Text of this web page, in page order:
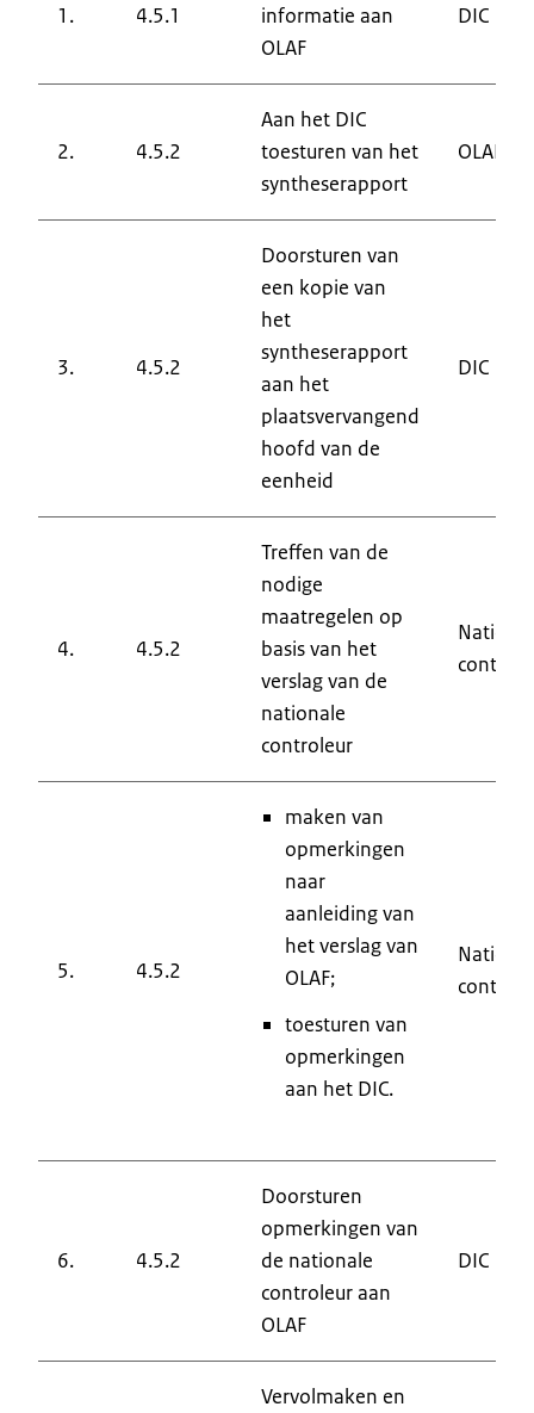
1. 4.5.1
informatie aan
OLAF
DIC
2. 4.5.2
Aan het DIC
toesturen van het
syntheserapport
OLAF
3. 4.5.2
Doorsturen van
een kopie van
het
syntheserapport
aan het
plaatsvervangend
hoofd van de
eenheid
DIC
4. 4.5.2
Treffen van de
nodige
maatregelen op
basis van het
verslag van de
nationale
controleur
5. 4.5.2
maken van
opmerkingen
naar
aanleiding van
het verslag van
OLAF;
toesturen van
opmerkingen
aan het DIC.
6. 4.5.2
Doorsturen
opmerkingen van
de nationale
controleur aan
OLAF
DIC
Vervolmaken en